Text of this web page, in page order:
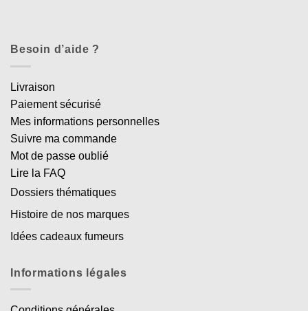
Besoin d’aide ?
Livraison
Paiement sécurisé
Mes informations personnelles
Suivre ma commande
Mot de passe oublié
Lire la FAQ
Dossiers thématiques
Histoire de nos marques
Idées cadeaux fumeurs
Informations légales